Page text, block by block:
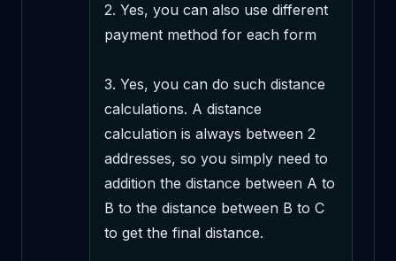
2. Yes, you can also use different
payment method for each form
3. Yes, you can do such distance
calculations. A distance
calculation is always between 2
addresses, so you simply need to
addition the distance between A to
B to the distance between B to C
to get the final distance.